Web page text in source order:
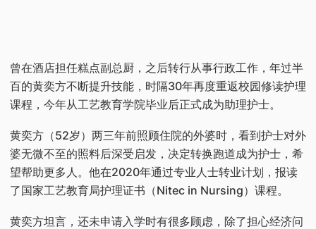
曾在酒店担任糕点副总厨，之后转行从事行政工作，年过半
百的黄奕方不断提升技能，时隔30年再度重返校园修读护理
课程，今年从工艺教育学院毕业后正式成为助理护士。
黄奕方（52岁）两三年前照顾住院的外婆时，看到护士对外
婆无微不至的照料后深受启发，决定转换跑道成为护士，希
望帮助更多人。他在2020年通过专业人士转业计划，报读
了国家工艺教育局护理证书（Nitec in Nursing）课程。
黄奕方坦言，还未申请入学时有很多顾虑，除了担心经济问